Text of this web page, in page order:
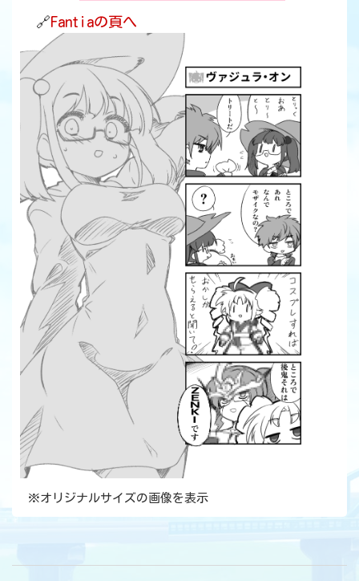
🔗Fantiaの頁へ
※オリジナルサイズの画像を表示